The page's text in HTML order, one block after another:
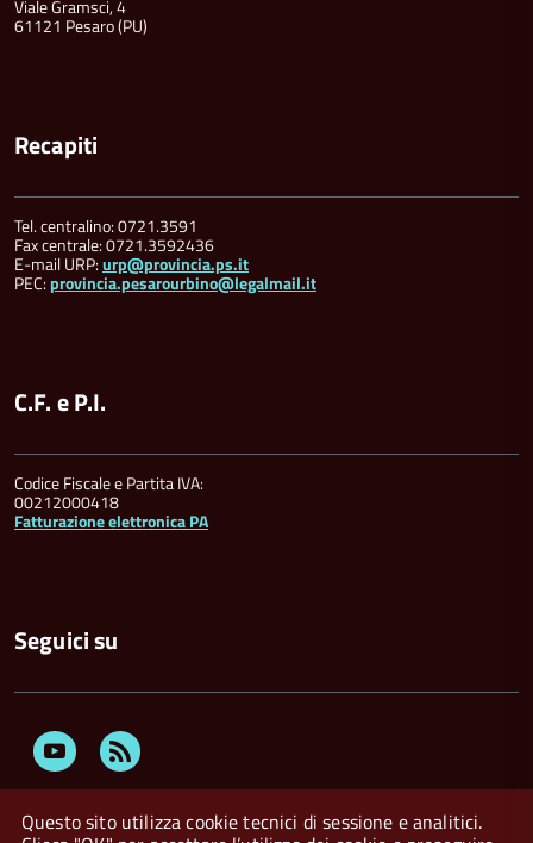
Questo sito utilizza cookie tecnici di sessione e analitici.
Viale Gramsci, 4
61121 Pesaro (PU)
Recapiti
Tel. centralino: 0721.3591
Fax centrale: 0721.3592436
E-mail URP:urp@provincia.ps.it
PEC:provincia.pesarourbino@legalmail.it
C.F. e P.I.
Codice Fiscale e Partita IVA:
00212000418
Fatturazione elettronica PA
Seguici su
Youtube